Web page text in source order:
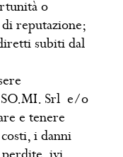
o
reputazione;
subiti dal
SO.MI. Srl e/o
e tenere
i danni